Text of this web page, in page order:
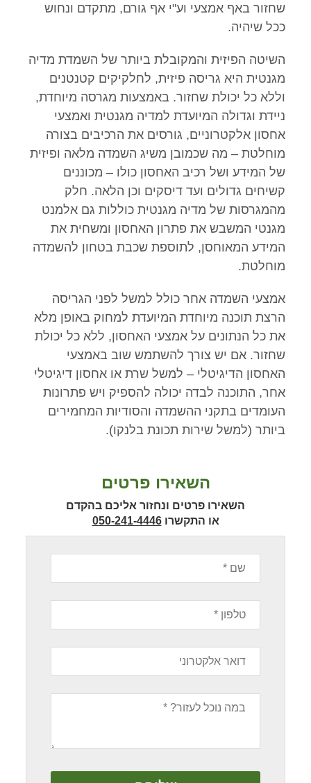
שחזור באף אמצעי וע"י אף גורם, מתקדם ונחוש
ככל שיהיה.
השיטה הפיזית והמקובלת ביותר של השמדת מדיה
מגנטית היא גריסה פיזית, לחלקיקים קטנטנים
וללא כל יכולת שחזור. באמצעות מגרסה מיוחדת,
ניידת וגדולה המיועדת למדיה מגנטית ואמצעי
אחסון אלקטרוניים, גורסים את הרכיבים בצורה
מוחלטת – מה שכמובן משיג השמדה מלאה ופיזית
של המידע ושל רכיב האחסון כולו – מכוננים
קשיחים גדולים ועד דיסקים וכן הלאה. חלק
מהמגרסות של מדיה מגנטית כוללות גם אלמנט
מגנטי המשבש את פתרון האחסון ומשחית את
המידע המאוחסן, לתוספת שכבת בטחון להשמדה
מוחלטת.
אמצעי השמדה אחר כולל למשל לפני הגריסה
הרצת תוכנה מיוחדת המיועדת למחוק באופן מלא
את כל הנתונים על אמצעי האחסון, ללא כל יכולת
שחזור. אם יש צורך להשתמש שוב באמצעי
האחסון הדיגיטלי – למשל שרת או אחסון דיגיטלי
אחר, התוכנה לבדה יכולה להספיק ויש פתרונות
העומדים בתקני ההשמדה והסודיות המחמירים
ביותר (למשל שירות תכונת בלנקו).
השאירו פרטים
השאירו פרטים ונחזור אליכם בהקדם
או התקשרו050-241-4446